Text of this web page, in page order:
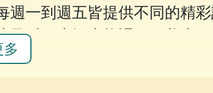
週一到週五皆提供不同的精彩
及延緩失智失能課程、養生保
動與舞蹈課程、生命故事分享
多